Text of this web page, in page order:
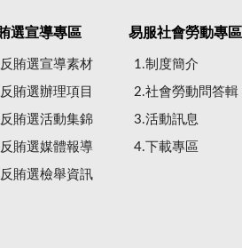
選宣導專區
賄選宣導素材
賄選辦理項目
賄選活動集錦
賄選媒體報導
賄選檢舉資訊
易服社會勞動專區
1.制度簡介
2.社會勞動問答輯
3.活動訊息
4.下載專區